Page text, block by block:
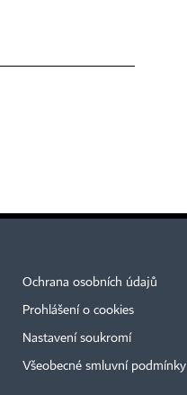
Ochrana osobních údajů
Prohlášení o cookies
Nastavení soukromí
Všeobecné smluvní podmínky